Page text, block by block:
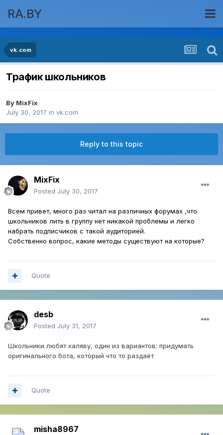
RA.BY
vk.com
Трафик школьников
By MixFix
July 30, 2017 in vk.com
Reply to this topic
MixFix
Posted July 30, 2017
Всем привет, много раз читал на различных форумах ,что
школьников лить в группу нет никакой проблемы и легко
набрать подписчиков с такой аудиторией.
Собственно вопрос, какие методы существуют на которые?
Quote
desb
Posted July 31, 2017
Школьники любят халяву, один из вариантов: придумать
оригинального бота, который что то раздаёт
Quote
misha8967